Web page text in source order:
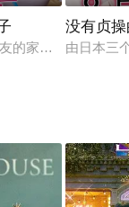
的家中，前女友跟
没有贞
由日本三